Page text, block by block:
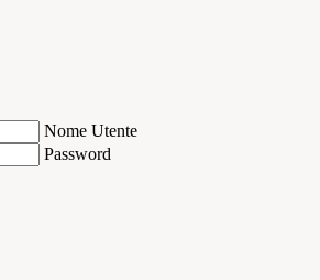
Nome Utente
Password